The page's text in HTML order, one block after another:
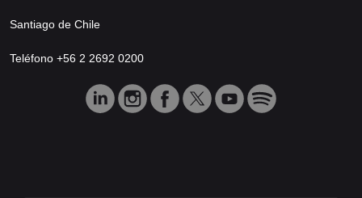
Santiago de Chile
Teléfono +56 2 2692 0200